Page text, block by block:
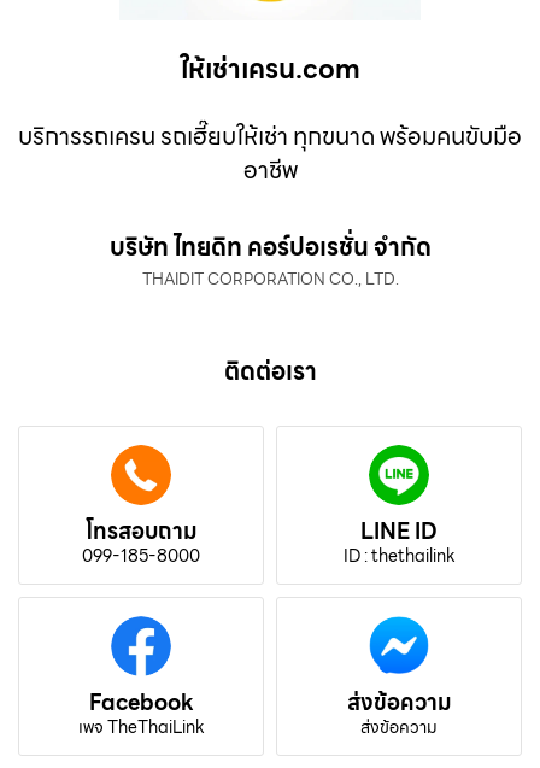
ให้เช่าเครน.com
บริการรถเครน รถเฮี๊ยบให้เช่า ทุกขนาด พร้อมคนขับมือ
อาชีพ
บริษัท ไทยดิท คอร์ปอเรชั่น จำกัด
THAIDIT CORPORATION CO., LTD.
ติดต่อเรา
โทรสอบถาม
099-185-8000
LINE ID
ID : thethailink
Facebook
เพจ TheThaiLink
ส่งข้อความ
ส่งข้อความ